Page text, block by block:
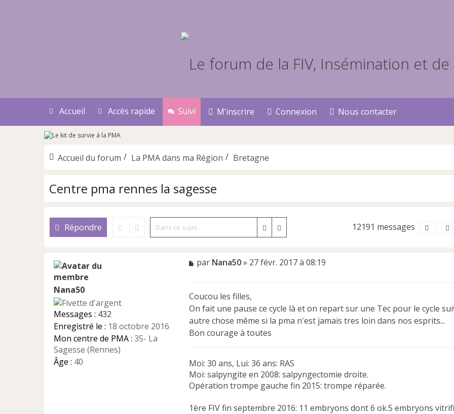
Accueil Accès rapide Suivi M’inscrire Connexion Nous contacter
Accueil du forum La PMA dans ma Région Bretagne
Centre pma rennes la sagesse
Répondre Rechercher 12191 messages
Nana50
Messages : 432
Enregistré le : 18 octobre 2016
Mon centre de PMA : 35- La
Sagesse (Rennes)
Âge : 40
M
a
g
e
n
o
l
u
par Nana50» 27 févr. 2017 à 08:19
Coucou les filles,
On fait une pause ce cycle là et on repart sur une Tec pour le cycle
autre chose même si la pma n'est jamais tres loin dans nos esprits...
Bon courage à toutes
Moi: 30 ans, Lui: 36 ans: RAS
Moi: salpyngite en 2008: salpyngectomie droite.
Opération trompe gauche fin 2015: trompe réparée.
1ère FIV fin septembre 2016: 11 embryons dont 6 ok.5 embryons